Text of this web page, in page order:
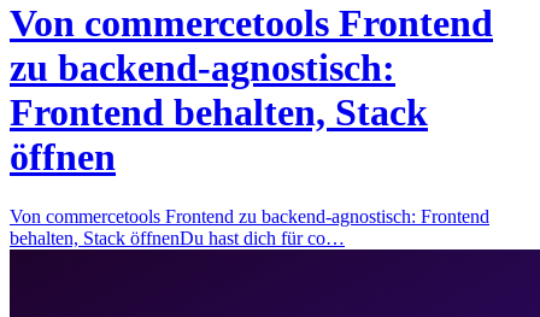
Von commercetools Frontend
zu backend-agnostisch:
Frontend behalten, Stack
öffnen
Von commercetools Frontend zu backend-agnostisch: Frontend
behalten, Stack öffnenDu hast dich für co…